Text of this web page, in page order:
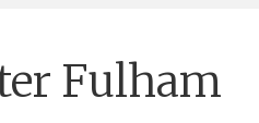
Fulham